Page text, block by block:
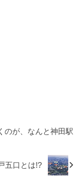
のが、なんと神田駅
五口とは!?